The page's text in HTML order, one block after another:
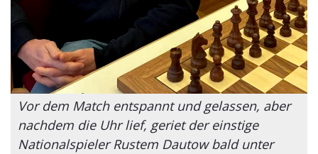
Vor dem Match entspannt und gelassen, aber
nachdem die Uhr lief, geriet der einstige
Nationalspieler Rustem Dautow bald unter